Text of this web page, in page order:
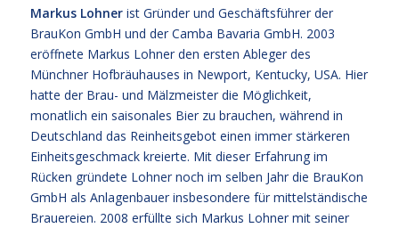
Markus Lohner ist Gründer und Geschäftsführer der
BrauKon GmbH und der Camba Bavaria GmbH. 2003
eröffnete Markus Lohner den ersten Ableger des
Münchner Hofbräuhauses in Newport, Kentucky, USA. Hier
hatte der Brau- und Mälzmeister die Möglichkeit,
monatlich ein saisonales Bier zu brauchen, während in
Deutschland das Reinheitsgebot einen immer stärkeren
Einheitsgeschmack kreierte. Mit dieser Erfahrung im
Rücken gründete Lohner noch im selben Jahr die BrauKon
GmbH als Anlagenbauer insbesondere für mittelständische
Brauereien. 2008 erfüllte sich Markus Lohner mit seiner